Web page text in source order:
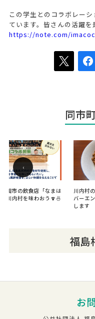
この学生とのコラボレー
ています。皆さんの活躍を
https://note.com/
同市
田市の飲食店「なまは
川内村を味わおう🍄🍜
川内村
バーエ
します
‹
福島
お